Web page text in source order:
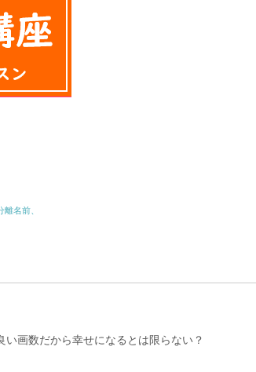
名前、
い画数だから幸せになるとは限らない？